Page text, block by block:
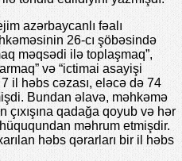
azərbaycanlı fəalı
26-cı şöbəsində
məqsədi ilə toplaşmaq”,
və “ictimai asayişi
il həbs cəzası, eləcə də 74
Bundan əlavə, məhkəmə
qadağa qoyub və hər
məhrum etmişdir.
həbs qərarları bir il həbs